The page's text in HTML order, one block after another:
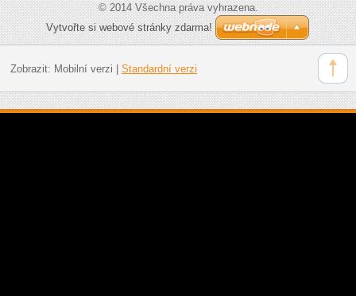
© 2014 Všechna práva vyhrazena.
Vytvořte si webové stránky zdarma!
Zobrazit: Mobilní verzi Standardní verzi